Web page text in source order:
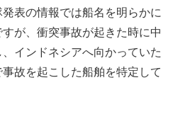
表の情報では船名を明らかに
が、衝突事故が起きた時に中
インドネシアへ向かっていた
故を起こした船舶を特定して